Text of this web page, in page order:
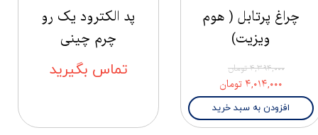
چراغ پرتابل ( هوم
ویزیت)
۴,۳۹۴,۰۰۰ تومان
۴,۰۱۴,۰۰۰ تومان
افزودن به سبد خرید
پد الکترود یک رو
چرم چینی
تماس بگیرید